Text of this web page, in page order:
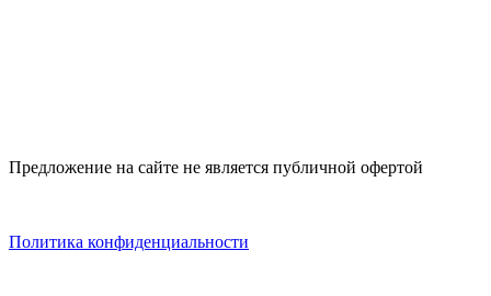
Предложение на сайте не является публичной офертой
Политика конфиденциальности